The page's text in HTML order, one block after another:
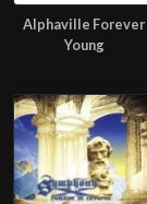
Alphaville Forever
Young